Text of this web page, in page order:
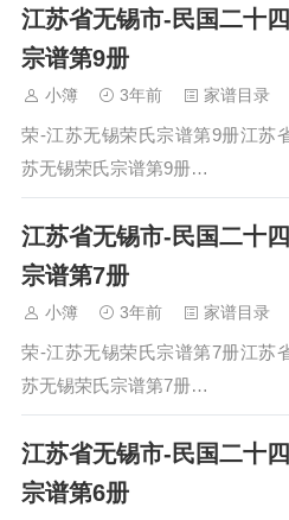
江苏省无锡市-民国二十
宗谱第9册
小簿 3年前 家谱目录
荣-江苏无锡荣氏宗谱第9册江苏
苏无锡荣氏宗谱第9册…
江苏省无锡市-民国二十
宗谱第7册
小簿 3年前 家谱目录
荣-江苏无锡荣氏宗谱第7册江苏
苏无锡荣氏宗谱第7册…
江苏省无锡市-民国二十
宗谱第6册